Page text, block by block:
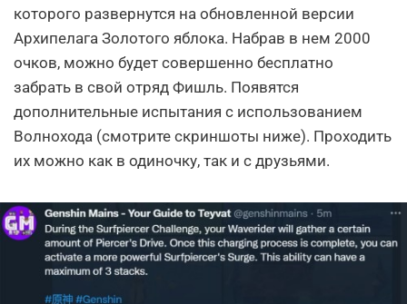
которого развернутся на обновленной версии
Архипелага Золотого яблока. Набрав в нем 2000
очков, можно будет совершенно бесплатно
забрать в свой отряд Фишль. Появятся
дополнительные испытания с использованием
Волнохода (смотрите скриншоты ниже). Проходить
их можно как в одиночку, так и с друзьями.